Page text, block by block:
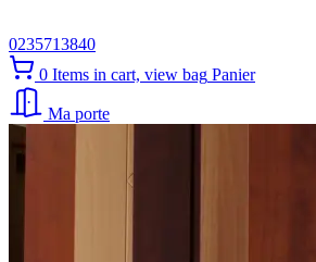
0235713840
0 Items in cart, view bag Panier
Ma porte